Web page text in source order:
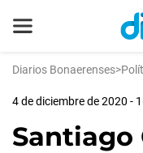
Diarios Bonaerenses>
4 de diciembre de 2020 -
Santiago